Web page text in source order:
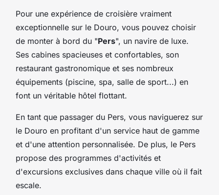
Pour une expérience de croisière vraiment
exceptionnelle sur le Douro, vous pouvez choisir
de monter à bord du "Pers", un navire de luxe.
Ses cabines spacieuses et confortables, son
restaurant gastronomique et ses nombreux
équipements (piscine, spa, salle de sport...) en
font un véritable hôtel flottant.
En tant que passager du Pers, vous naviguerez sur
le Douro en profitant d'un service haut de gamme
et d'une attention personnalisée. De plus, le Pers
propose des programmes d'activités et
d'excursions exclusives dans chaque ville où il fait
escale.